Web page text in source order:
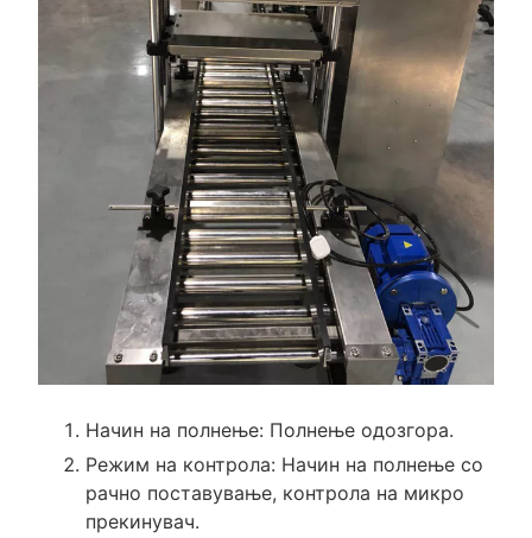
Начин на полнење: Полнење одозгора.
Режим на контрола: Начин на полнење со
рачно поставување, контрола на микро
прекинувач.